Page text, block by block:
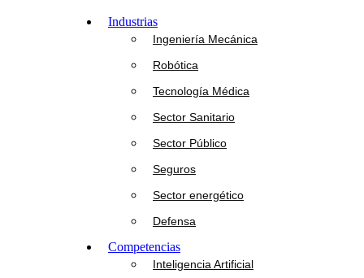
Industrias
Ingeniería Mecánica
Robótica
Tecnología Médica
Sector Sanitario
Sector Público
Seguros
Sector energético
Defensa
Competencias
Inteligencia Artificial